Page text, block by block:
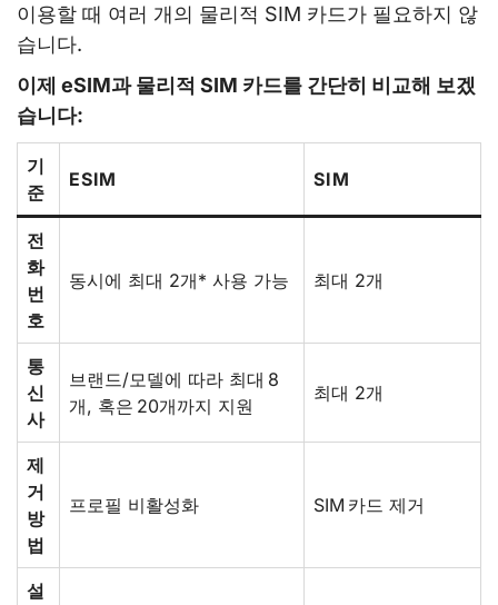
이용할 때 여러 개의 물리적 SIM 카드가 필요하지 않
습니다.
이제 eSIM과 물리적 SIM 카드를 간단히 비교해 보겠
습니다:
기
준
ESIM SIM
전
화
번
호
동시에 최대 2개* 사용 가능 최대 2개
통
신
사
브랜드/모델에 따라 최대 8
개, 혹은 20개까지 지원
최대 2개
제
거
방
법
프로필 비활성화 SIM 카드 제거
설